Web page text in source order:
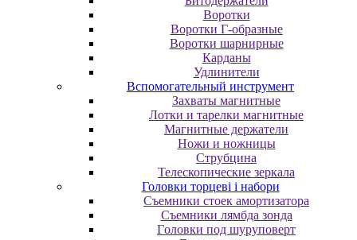
Воротки
Воротки Г-образные
Воротки шарнирные
Карданы
Удлинители
Вспомогательный инструмент
Захваты магнитные
Лотки и тарелки магнитные
Магнитные держатели
Ножи и ножницы
Струбцина
Телескопические зеркала
Головки торцеві і набори
Cъeмники cтoeк aмopтизaтopa
Cъeмники лямбдa зoндa
Гoлoвки пoд шуpупoвepт